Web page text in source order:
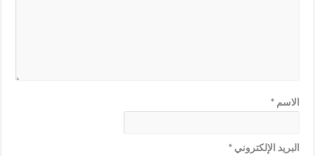
الاسم*
البريد الإلكتروني*